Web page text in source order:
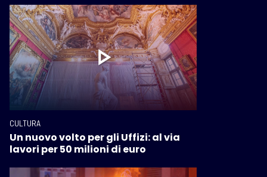
CULTURA
Un nuovo volto per gli Uffizi: al via
lavori per 50 milioni di euro